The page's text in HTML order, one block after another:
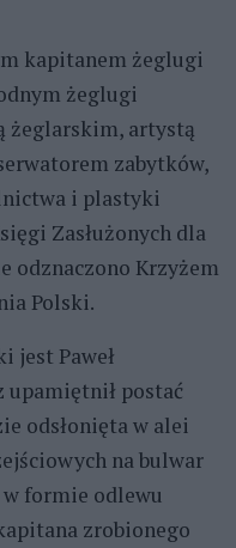
kapitanem żeglugi
żeglugi
artystą
zabytków,
i plastyki
Zasłużonych dla
odznaczono Krzyżem
Polski.
jest Paweł
upamiętnił postać
odsłonięta w alei
na bulwar
w formie odlewu
zrobionego